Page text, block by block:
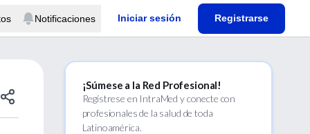
Notificaciones Iniciar sesión Registrarse
¡Súmese a la Red Profesional!
Regístrese en IntraMed y conecte con
profesionales de la salud de toda
Latinoamérica.